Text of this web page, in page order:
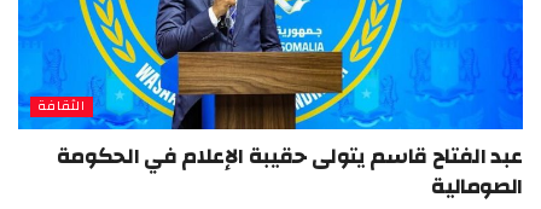
الثقافة
عبد الفتاح قاسم يتولى حقيبة الإعلام في الحكومة
الصومالية